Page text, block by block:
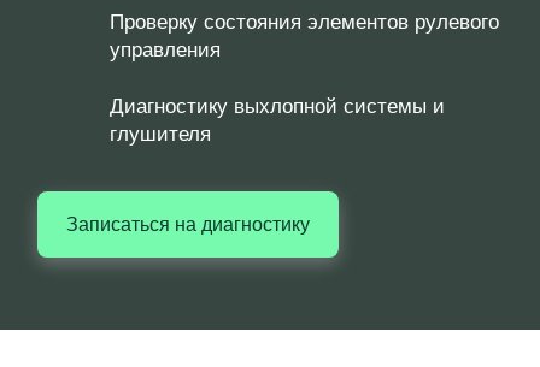
Проверку состояния элементов рулевого
управления
Диагностику выхлопной системы и
глушителя
Записаться на диагностику